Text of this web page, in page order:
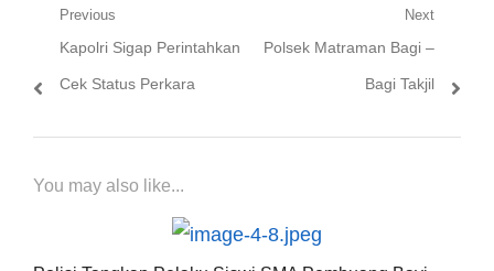
Navigasi
pos
Previous
Previous
post:
Kapolri Sigap Perintahkan
Cek Status Perkara
Next
Next
Polsek Matraman Bagi –
Bagi Takjil
You may also like...